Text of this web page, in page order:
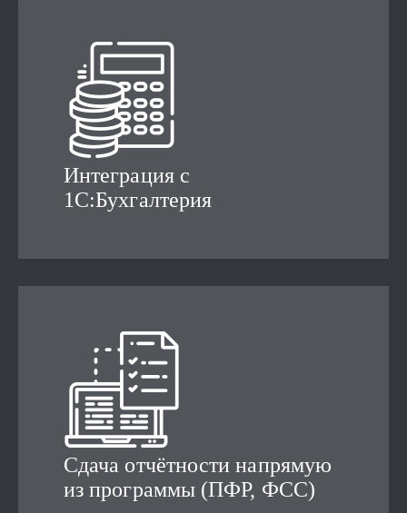
Интеграция с
1С:Бухгалтерия
Сдача отчётности напрямую
из программы (ПФР, ФСС)